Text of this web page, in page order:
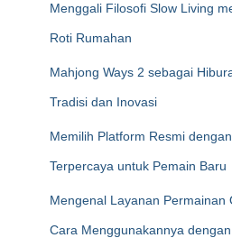
Menggali Filosofi Slow Living
Roti Rumahan
Mahjong Ways 2 sebagai
Tradisi dan Inovasi
Memilih Platform Resmi
Terpercaya untuk Pemain Baru
Mengenal Layanan Permainan
Cara Menggunakannya